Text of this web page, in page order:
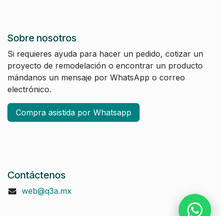
Sobre nosotros
Si requieres ayuda para hacer un pedido, cotizar un
proyecto de remodelación o encontrar un producto
mándanos un mensaje por WhatsApp o correo
electrónico.
Compra asistida por Whatsapp
Contáctenos
web@q3a.mx